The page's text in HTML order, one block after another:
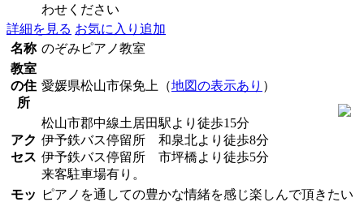
わせください
詳細を見る お気に入り追加
名称 のぞみピアノ教室
教室
の住
所
愛媛県松山市保免上（地図の表示あり ）
アク
セス
松山市郡中線土居田駅より徒歩15分
伊予鉄バス停留所 和泉北より徒歩8分
伊予鉄バス停留所 市坪橋より徒歩5分
来客駐車場有り。
モッ
ピアノを通しての豊かな情緒を感じ楽しんで頂きたい